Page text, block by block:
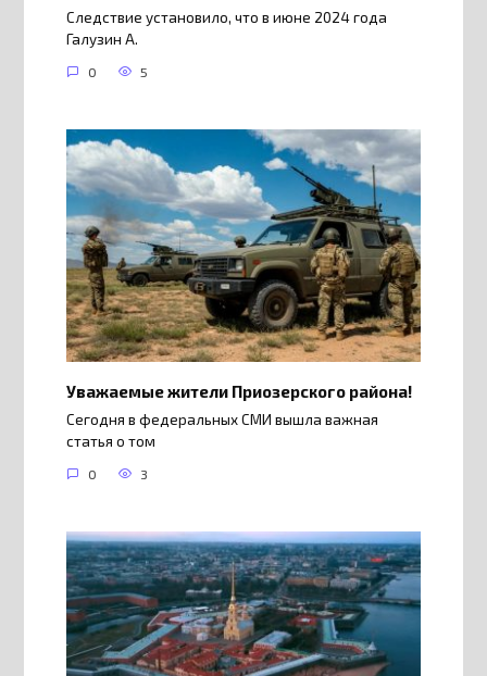
Следствие установило, что в июне 2024 года
Галузин А.
0 5
Уважаемые жители Приозерского района!
Сегодня в федеральных СМИ вышла важная
статья о том
0 3